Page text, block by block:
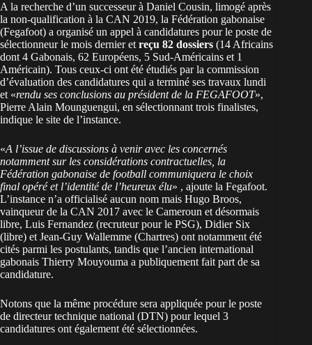
A la recherche d’un successeur à Daniel Cousin, limogé après
la non-qualification à la CAN 2019, la Fédération gabonaise
(Fegafoot) a organisé un appel à candidatures pour le poste de
sélectionneur le mois dernier et reçu 82 dossiers (14 Africains
dont 4 Gabonais, 62 Européens, 5 Sud-Américains et 1
Américain). Tous ceux-ci ont été étudiés par la commission
d’évaluation des candidatures qui a terminé ses travaux lundi
et «rendu ses conclusions au président de la FEGAFOOT»,
Pierre Alain Mounguengui, en sélectionnant trois finalistes,
indique le site de l’instance.
«A l’issue de discussions à venir avec les concernés
notamment sur les considérations contractuelles, la
Fédération gabonaise de football communiquera le choix
final opéré et l’identité de l’heureux élu» , ajoute la Fegafoot.
L’instance n’a officialisé aucun nom mais Hugo Broos,
vainqueur de la CAN 2017 avec le Cameroun et désormais
libre, Luis Fernandez (recruteur pour le PSG), Didier Six
(libre) et Jean-Guy Wallemme (Chartres) ont notamment été
cités parmi les postulants, tandis que l’ancien international
gabonais Thierry Mouyouma a publiquement fait part de sa
candidature.
Notons que la même procédure sera appliquée pour le poste
de directeur technique national (DTN) pour lequel 3
candidatures ont également été sélectionnées.